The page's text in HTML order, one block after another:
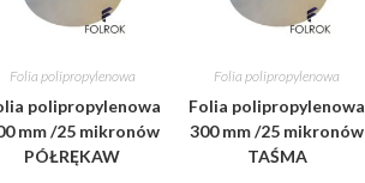
Folia polipropylenowa
polipropylenowa
mm /25 mikronów
PÓŁRĘKAW
Folia polipropylenowa
Folia polipropylenowa
300 mm /25 mikronów
TAŚMA